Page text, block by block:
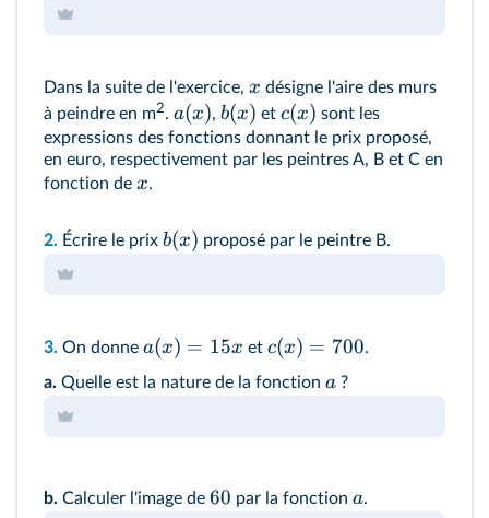
Dans la suite de l'exercice, x désigne l'aire des murs
à peindre en m2. a(x), b(x) et c(x) sont les
expressions des fonctions donnant le prix proposé,
en euro, respectivement par les peintres A, B et C en
fonction de x.
2. Écrire le prix b(x) proposé par le peintre B.
3. On donne a(x) = 15x et c(x) = 700.
a. Quelle est la nature de la fonction a ?
b. Calculer l'image de 60 par la fonction a.